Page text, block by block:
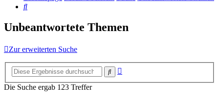
Suche
Unbeantwortete Themen
Zur erweiterten Suche
Suche
Die Suche ergab 123 Treffer